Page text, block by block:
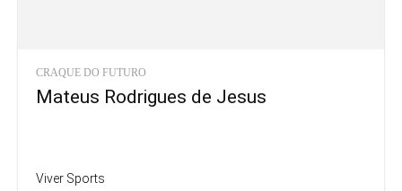
CRAQUE DO FUTURO
Mateus Rodrigues de Jesus
Viver Sports